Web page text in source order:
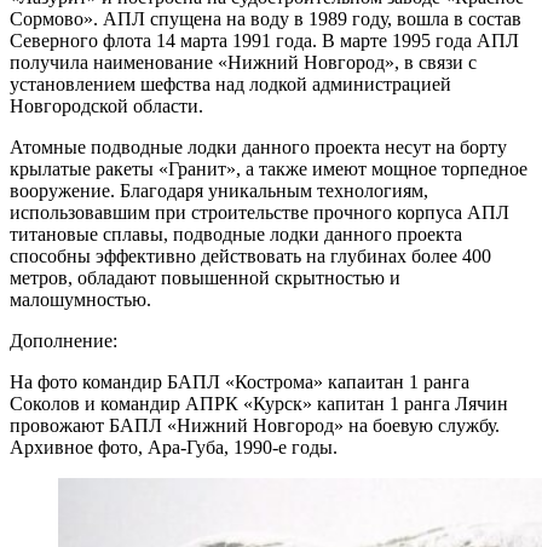
Сормово». АПЛ спущена на воду в 1989 году, вошла в состав
Северного флота 14 марта 1991 года. В марте 1995 года АПЛ
получила наименование «Нижний Новгород», в связи с
установлением шефства над лодкой администрацией
Новгородской области.
Атомные подводные лодки данного проекта несут на борту
крылатые ракеты «Гранит», а также имеют мощное торпедное
вооружение. Благодаря уникальным технологиям,
использовавшим при строительстве прочного корпуса АПЛ
титановые сплавы, подводные лодки данного проекта
способны эффективно действовать на глубинах более 400
метров, обладают повышенной скрытностью и
малошумностью.
Дополнение:
На фото командир БАПЛ «Кострома» капаитан 1 ранга
Соколов и командир АПРК «Курск» капитан 1 ранга Лячин
провожают БАПЛ «Нижний Новгород» на боевую службу.
Архивное фото, Ара-Губа, 1990-е годы.